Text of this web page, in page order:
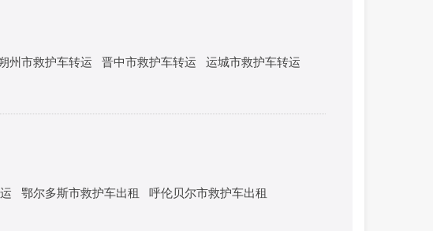
州市救护车转运 晋中市救护车转运
运城市救护车转运
鄂尔多斯市救护车出租
呼伦贝尔市救护车出租